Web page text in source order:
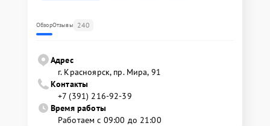
ОбзорОтзывы 240
Адрес
г. Красноярск, ​пр. Мира, 91
Контакты
+7 (391) 216-92-39
Время работы
Работаем с 09:00 до 21:00